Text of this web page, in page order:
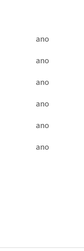
ano
ano
ano
ano
ano
ano